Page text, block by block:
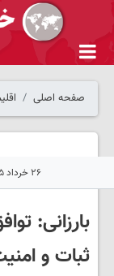
صفحه اصلی
۲۶ خرداد ۱۴۰۵ - ۰۷:۲۵
بارزانی:
ثبات و